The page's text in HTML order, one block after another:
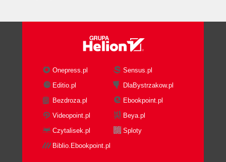
Onepress.pl
Sensus.pl
Editio.pl
DlaBystrzakow.pl
Bezdroza.pl
Ebookpoint.pl
Videopoint.pl
Beya.pl
Czytalisek.pl
Sploty
Biblio.Ebookpoint.pl